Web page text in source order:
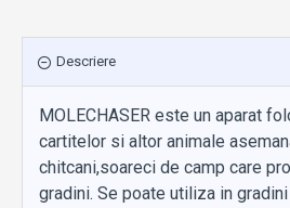
Descriere
MOLECHASER este un aparat
cartitelor si altor animale
chitcani,soareci de camp care
gradini. Se poate utiliza in